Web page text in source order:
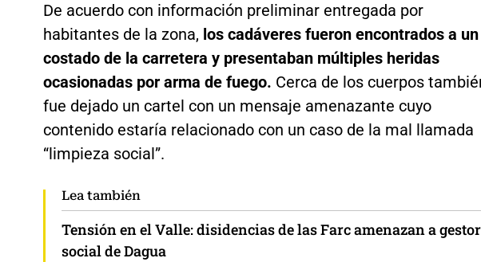
De acuerdo con información preliminar entregada por
habitantes de la zona, los cadáveres fueron encontrados a un
costado de la carretera y presentaban múltiples heridas
ocasionadas por arma de fuego. Cerca de los cuerpos
fue dejado un cartel con un mensaje amenazante cuyo
contenido estaría relacionado con un caso de la mal llamada
“limpieza social”.
Lea también
Tensión en el Valle: disidencias de las Farc amenazan a
social de Dagua